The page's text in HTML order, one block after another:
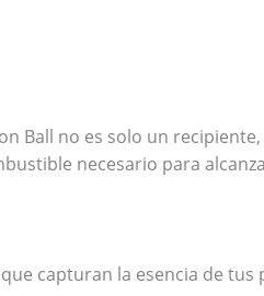
Ball no es solo un
necesario para
capturan la esencia de